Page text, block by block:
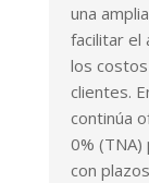
una
facilitar el
los
clientes.
continúa
0%
con plazos